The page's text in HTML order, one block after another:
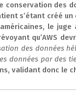
conservation des
s’étant créé
le
qu’AWS
des données
données par des
validant donc le